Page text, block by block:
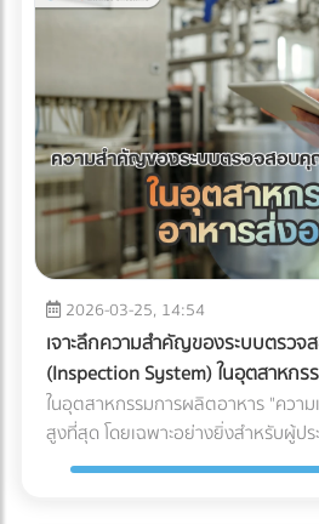
2026-03-25, 14:54
เจาะลึกความสำคัญของระบบตรว
(Inspection System) ในอุตสาหกร
ปราการด่านสุดท้ายสู่ตลาดโลก
ในอุตสาหกรรมการผลิตอาหาร "ควา
สูงที่สุด โดยเฉพาะอย่างยิ่งสำหรับผู้ป
ส่งออกสินค้าไปยังตลาดต่างประเทศที่